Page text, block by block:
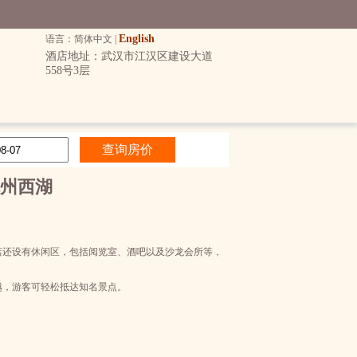
语言：简体中文 | English
酒店地址：武汉市江汉区建设大道
558号3层
西湖
设有休闲区，包括阅览室、酒吧以及沙龙会所等，
游客可轻松抵达知名景点。